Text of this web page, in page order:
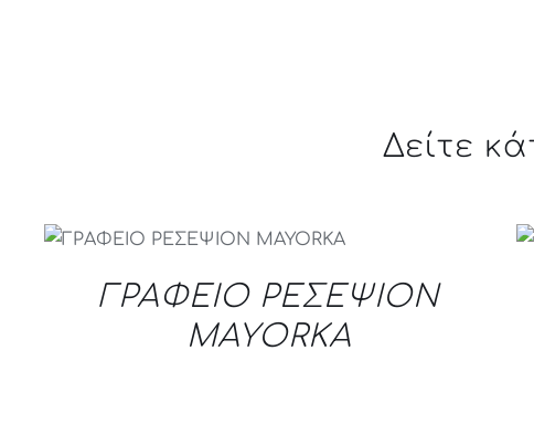
Δείτε
QUICK VIEW
ΓΡΑΦΕΙΟ ΡΕΣΕΨΙΟΝ
MAYORKA